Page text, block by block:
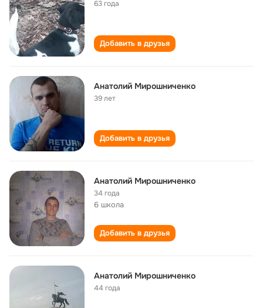
63 года
Добавить в друзья
Анатолий Мирошниченко
39 лет
Добавить в друзья
Анатолий Мирошниченко
34 года
6 школа
Добавить в друзья
Анатолий Мирошниченко
44 года